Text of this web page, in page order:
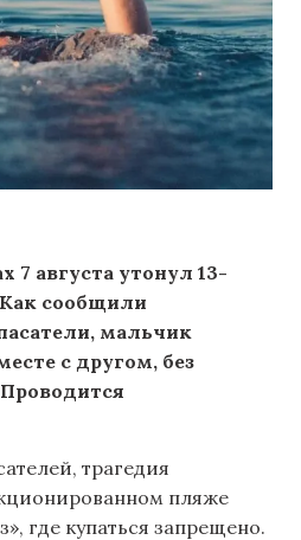
7 августа утонул 13-
сообщили
мальчик
с другом, без
трагедия
пляже
где купаться запрещено.